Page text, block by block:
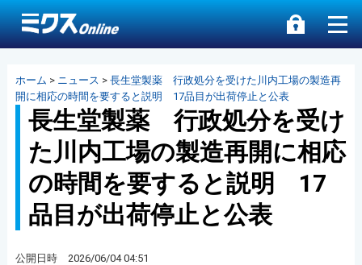
ホーム > ニュース > 長生堂製薬 行政処分を受けた川内工場の製造再
開に相応の時間を要すると説明 17品目が出荷停止と公表
長生堂製薬 行政処分を受け
た川内工場の製造再開に相応
の時間を要すると説明 17
品目が出荷停止と公表
公開日時 2026/06/04 04:51